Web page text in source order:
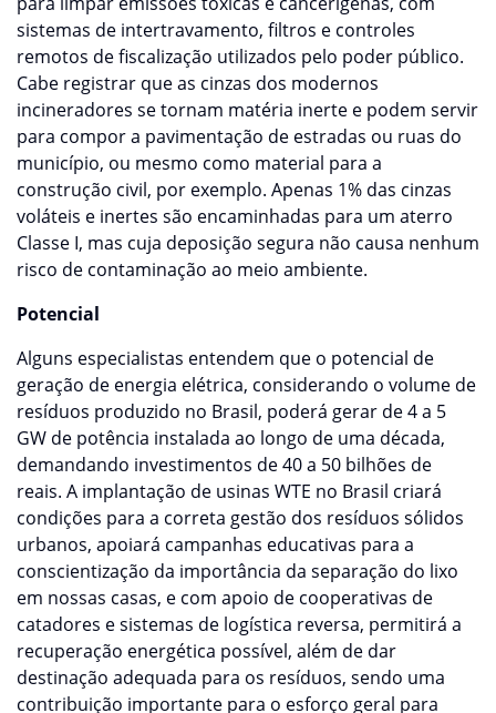
sistemas de intertravamento, filtros e controles
remotos de fiscalização utilizados pelo poder público.
Cabe registrar que as cinzas dos modernos
incineradores se tornam matéria inerte e podem servir
para compor a pavimentação de estradas ou ruas do
município, ou mesmo como material para a
construção civil, por exemplo. Apenas 1% das cinzas
voláteis e inertes são encaminhadas para um aterro
Classe I, mas cuja deposição segura não causa nenhum
risco de contaminação ao meio ambiente.
Potencial
Alguns especialistas entendem que o potencial de
geração de energia elétrica, considerando o volume de
resíduos produzido no Brasil, poderá gerar de 4 a 5
GW de potência instalada ao longo de uma década,
demandando investimentos de 40 a 50 bilhões de
reais. A implantação de usinas WTE no Brasil criará
condições para a correta gestão dos resíduos sólidos
urbanos, apoiará campanhas educativas para a
conscientização da importância da separação do lixo
em nossas casas, e com apoio de cooperativas de
catadores e sistemas de logística reversa, permitirá a
recuperação energética possível, além de dar
destinação adequada para os resíduos, sendo uma
contribuição importante para o esforço geral para